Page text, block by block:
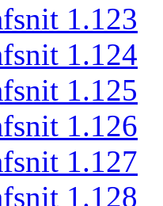
1.123
1.124
1.125
1.126
1.127
1.128